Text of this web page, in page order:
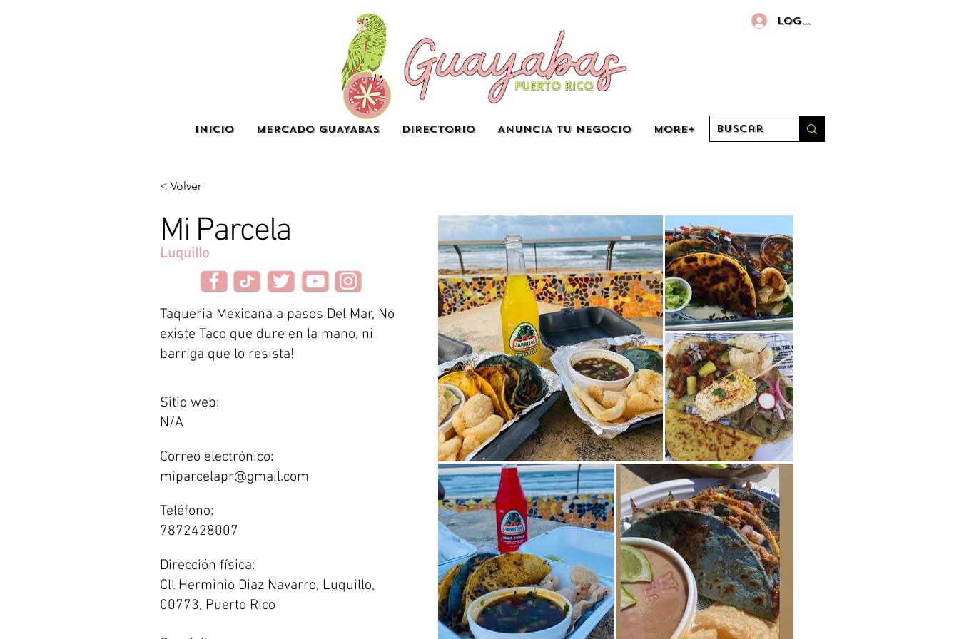
INICIO MERCADO GUAYABAS DIRECTORIO ANUNCIA TU NEGOCIO More+
Log in
< Volver
Mi Parcela
Luquillo
Taqueria Mexicana a pasos Del Mar, No
existe Taco que dure en la mano, ni
barriga que lo resista!
Sitio web:
N/A
Correo electrónico:
miparcelapr@gmail.com
Teléfono:
7872428007
Dirección física:
Cll Herminio Diaz Navarro, Luquillo,
00773, Puerto Rico